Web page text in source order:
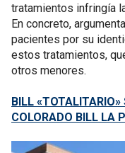
tratamientos infringía
En concreto,
pacientes por su
estos tratamientos,
otros menores.
BILL «TOTALITARIO»
COLORADO BILL LA